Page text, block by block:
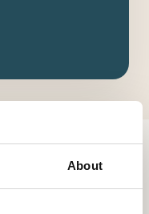
About